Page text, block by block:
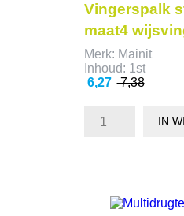
Vingerspalk
maat4
Merk: Mainit
Inhoud: 1st
Prijs
6,27 Normale
7,38
IN